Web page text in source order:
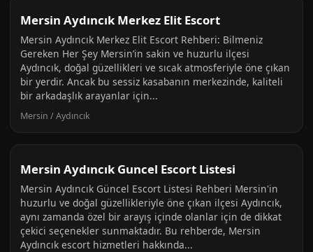
Mersin Aydıncık Merkez Elit Escort
Mersin Aydıncık Merkez Elit Escort Rehberi: Bilmeniz
Gereken Her Şey Mersin’in sakin ve huzurlu ilçesi
Aydıncık, doğal güzellikleri ve sıcak atmosferiyle öne çıkan
bir yerdir. Ancak bu sessiz kasabanın merkezinde, kaliteli
bir arkadaşlık arayanlar için...
Mersin / Aydıncık
Mersin Aydıncık Guncel Escort Listesi
Mersin Aydıncık Güncel Escort Listesi Rehberi Mersin'in
huzurlu ve doğal güzellikleriyle öne çıkan ilçesi Aydıncık,
aynı zamanda özel bir arayış içinde olanlar için de dikkat
çekici seçenekler sunmaktadır. Bu rehberde, Mersin
Aydıncık escort hizmetleri hakkında...